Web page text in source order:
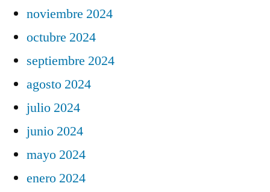
noviembre 2024
octubre 2024
septiembre 2024
agosto 2024
julio 2024
junio 2024
mayo 2024
enero 2024